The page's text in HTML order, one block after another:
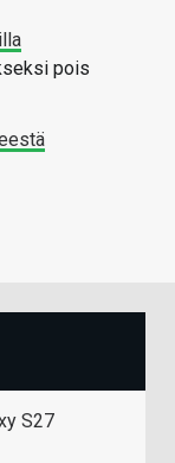
pois
S27